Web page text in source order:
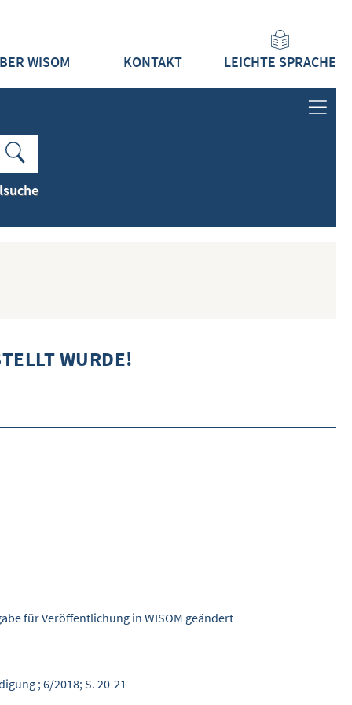
DETAILSUCHE
WISOM KONTAKT LEICHTE SPRACHE
WURDE!
für Veröffentlichung in WISOM geändert
; 6/2018; S. 20-21